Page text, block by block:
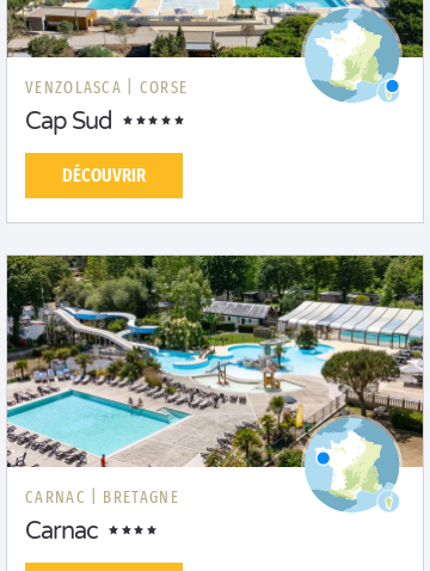
VENZOLASCA | CORSE
Cap Sud
DÉCOUVRIR
CARNAC | BRETAGNE
Carnac